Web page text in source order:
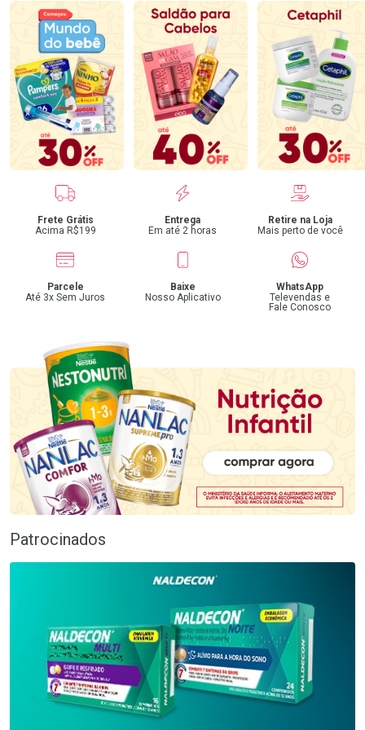
Benefícios
Frete Grátis
Acima R$199
Entrega
Em até 2 horas
Retire na Loja
Mais perto de você
Parcele
Até 3x Sem Juros
Baixe
Nosso Aplicativo
WhatsApp
Televendas e
Fale Conosco
Patrocinados